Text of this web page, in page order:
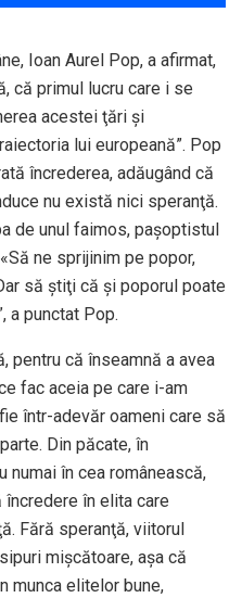
Ioan Aurel Pop, a afirmat,
că primul lucru care i se
acestei ţări şi
lui europeană”. Pop
încrederea, adăugând că
nu există nici speranţă.
de unul faimos, paşoptistul
ne sprijinim pe popor,
să ştiţi că şi poporul poate
a punctat Pop.
pentru că înseamnă a avea
fac aceia pe care i-am
într-adevăr oameni care să
Din păcate, în
numai în cea românească,
în elita care
Fără speranţă, viitorul
mişcătoare, aşa că
munca elitelor bune,